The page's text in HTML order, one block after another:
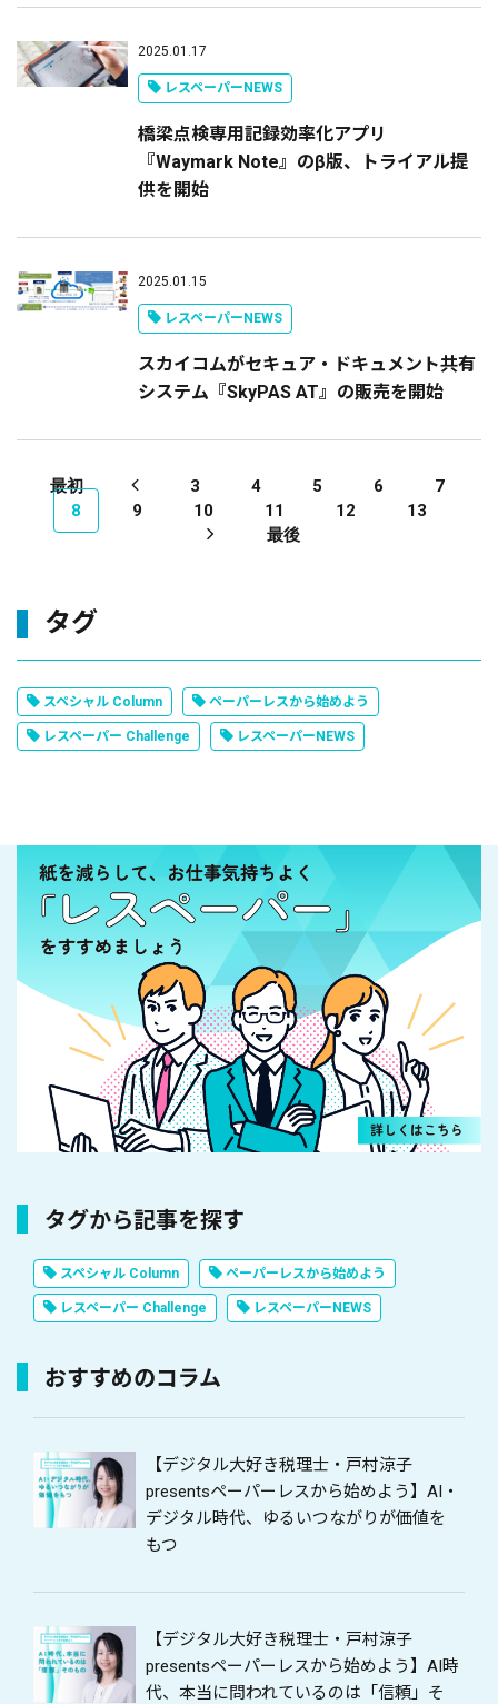
2025.01.17
レスペーパーNEWS
橋梁点検専用記録効率化アプリ
『Waymark Note』のβ版、トライアル提
供を開始
2025.01.15
レスペーパーNEWS
スカイコムがセキュア・ドキュメント共有
システム『SkyPAS AT』の販売を開始
最初 3 4 5 6
7
8
9 10 11 12
13
最後
タグ
スペシャル Column ペーパーレスから始めよう
レスペーパー Challenge レスペーパーNEWS
タグから記事を探す
スペシャル Column ペーパーレスから始めよう
レスペーパー Challenge レスペーパーNEWS
おすすめのコラム
【デジタル大好き税理士・戸村涼子
presentsペーパーレスから始めよう】AI・
デジタル時代、ゆるいつながりが価値を
もつ
【デジタル大好き税理士・戸村涼子
presentsペーパーレスから始めよう】AI時
代、本当に問われているのは「信頼」そ